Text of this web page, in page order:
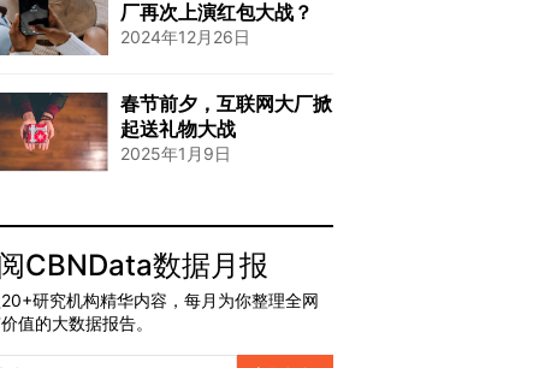
厂再次上演红包大战？
2024年12月26日
春节前夕，互联网大厂掀
起送礼物大战
2025年1月9日
CBNData数据月报
研究机构精华内容，每月为你整理全网
值的大数据报告。